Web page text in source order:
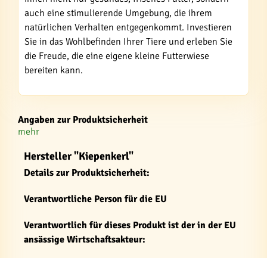
auch eine stimulierende Umgebung, die ihrem
natürlichen Verhalten entgegenkommt. Investieren
Sie in das Wohlbefinden Ihrer Tiere und erleben Sie
die Freude, die eine eigene kleine Futterwiese
bereiten kann.
Angaben zur Produktsicherheit
mehr
Hersteller "Kiepenkerl"
Details zur Produktsicherheit:
Verantwortliche Person für die EU
Verantwortlich für dieses Produkt ist der in der EU
ansässige Wirtschaftsakteur: